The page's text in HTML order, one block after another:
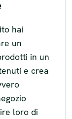
hai
un
in un
e crea
loro di